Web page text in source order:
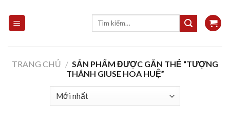
content
Tìm
TRANG CHỦ / SẢN PHẨM ĐƯỢC GẮN THẺ “TƯỢNG
THÁNH GIUSE HOA HUỆ”